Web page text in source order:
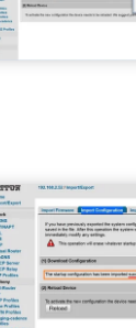
larger version